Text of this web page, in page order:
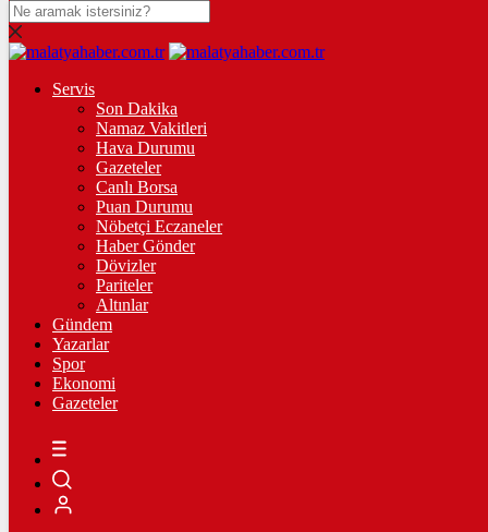
DOLAR
47,7067$% 0.04
EURO
% -0.13
STERLİN
% -0.11
GRAM ALTIN
%0,04
ÇEYREK ALTIN
10.655,00%0,21
Servis
Son Dakika
Namaz Vakitleri
Hava Durumu
Gazeteler
Canlı Borsa
Puan Durumu
Nöbetçi Eczaneler
Haber Gönder
Dövizler
Pariteler
Altınlar
Gündem
Yazarlar
Spor
Ekonomi
Gazeteler
HAKİMİ ATADILAR DERKEN KENDİSİNİ KANTARA
KOYDUĞUNUN ELBETTE FARKINDA!
16:56
/ KORKUNÇ VE ORGANİZE HIRSIZLIK
15:36
/ TÜRKİYE’DE VE ALMANYA’DA, MAAŞ VE ÜCRET